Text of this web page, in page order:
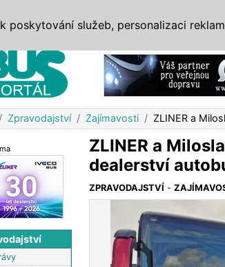
Zpravodajství Zajímavosti ZLINER a
ZLINER a
dealerství
ZPRAVODAJSTVÍ -
poskytování služeb, personalizaci